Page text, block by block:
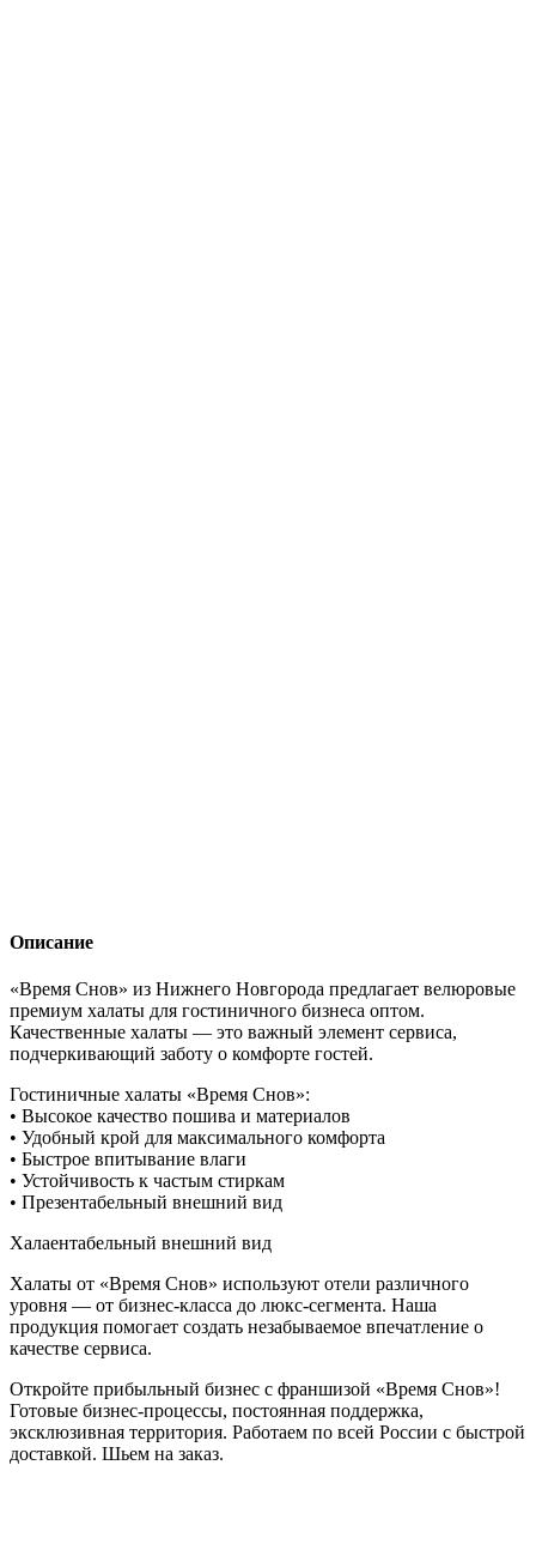
Описание
«Время Снов» из Нижнего Новгорода предлагает велюровые
премиум халаты для гостиничного бизнеса оптом.
Качественные халаты — это важный элемент сервиса,
подчеркивающий заботу о комфорте гостей.
Гостиничные халаты «Время Снов»:
• Высокое качество пошива и материалов
• Удобный крой для максимального комфорта
• Быстрое впитывание влаги
• Устойчивость к частым стиркам
• Презентабельный внешний вид
Халаентабельный внешний вид
Халаты от «Время Снов» используют отели различного
уровня — от бизнес-класса до люкс-сегмента. Наша
продукция помогает создать незабываемое впечатление о
качестве сервиса.
Откройте прибыльный бизнес с франшизой «Время Снов»!
Готовые бизнес-процессы, постоянная поддержка,
эксклюзивная территория. Работаем по всей России с быстрой
доставкой. Шьем на заказ.